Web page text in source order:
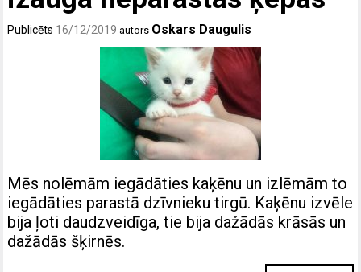
Publicēts 16/12/2019 autors Oskars Daugulis
Mēs nolēmām iegādāties kaķēnu un izlēmām to
iegādāties parastā dzīvnieku tirgū. Kaķēnu izvēle
bija ļoti daudzveidīga, tie bija dažādās krāsās un
dažādās šķirnēs.